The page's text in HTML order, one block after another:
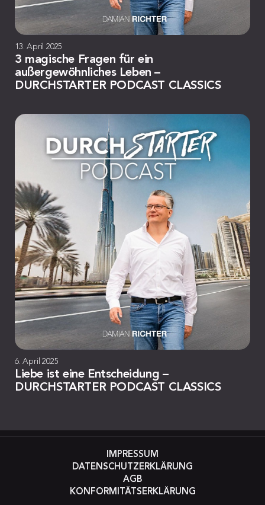
13. April 2025
3 magische Fragen für ein
außergewöhnliches Leben –
DURCHSTARTER PODCAST CLASSICS
6. April 2025
Liebe ist eine Entscheidung –
DURCHSTARTER PODCAST CLASSICS
IMPRESSUM
DATENSCHUTZERKLÄRUNG
AGB
KONFORMITÄTSERKLÄRUNG